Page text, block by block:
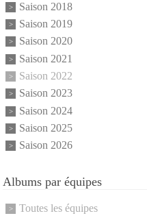
Saison 2018
Saison 2019
Saison 2020
Saison 2021
Saison 2022
Saison 2023
Saison 2024
Saison 2025
Saison 2026
Albums par équipes
Toutes les équipes